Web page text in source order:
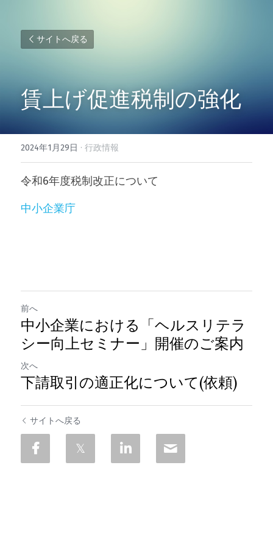
サイトへ戻る
賃上げ促進税制の強化
2024年1月29日 · 行政情報
令和6年度税制改正について
中小企業庁
前へ
中小企業における「ヘルスリテラ
シー向上セミナー」開催のご案内
次へ
下請取引の適正化について(依頼)
サイトへ戻る